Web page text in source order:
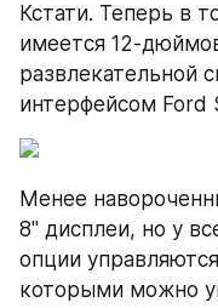
Кстати. Теперь в
имеется 12-
развлекательной
интерфейсом Ford
Менее
8" дисплеи, но у
опции
которыми можно